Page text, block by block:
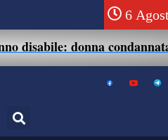
6
donna condannata.